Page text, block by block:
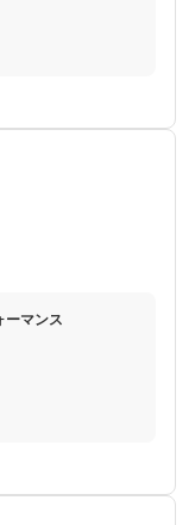
ち、衣類がきれい
洗濯物の匂いがス
外で遊んで汗をか
とした香りが残
を生成するため
たということがあ
ませんでした。ど
った上で、似たよ
したとワクワクし
はありませんが、
足しています。家
掃除機を兼用をす
で、購入の候補に
ド付きなので、ス
ってたまたま、お
員が今日タイムセ
あったので美味し
りました。
いしたので、評判
て購入持ち帰りし
大きかったのでス
年経っており、今
探し始めました。
から、目が疲れに
が液晶に比べて高い
けなので型番は覚
ーマンス
いし、以前より値